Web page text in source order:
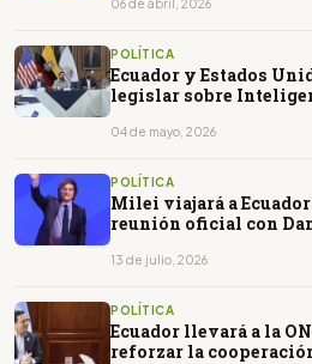
06 de abril, 2026
POLÍTICA
Ecuador y Estados
legislar sobre
04 de mayo, 2026
POLÍTICA
Milei viajará a
reunión oficial con
13 de julio, 2026
POLÍTICA
Ecuador llevará a la
reforzar la